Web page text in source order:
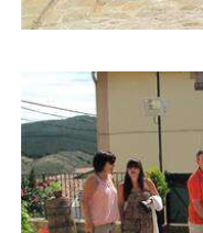
Buscar